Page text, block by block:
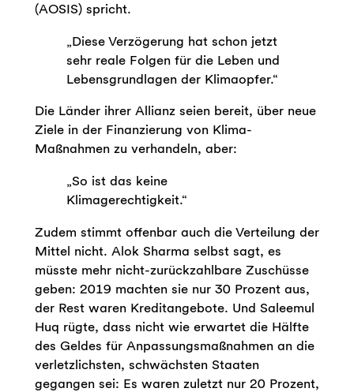
(AOSIS) spricht.
„Diese Verzögerung hat schon jetzt
sehr reale Folgen für die Leben und
Lebensgrundlagen der Klimaopfer.“
Die Länder ihrer Allianz seien bereit, über neue
Ziele in der Finanzierung von Klima-
Maßnahmen zu verhandeln, aber:
„So ist das keine
Klimagerechtigkeit.“
Zudem stimmt offenbar auch die Verteilung der
Mittel nicht. Alok Sharma selbst sagt, es
müsste mehr nicht-zurückzahlbare Zuschüsse
geben: 2019 machten sie nur 30 Prozent aus,
der Rest waren Kreditangebote. Und Saleemul
Huq rügte, dass nicht wie erwartet die Hälfte
des Geldes für Anpassungsmaßnahmen an die
verletzlichsten, schwächsten Staaten
gegangen sei: Es waren zuletzt nur 20 Prozent,